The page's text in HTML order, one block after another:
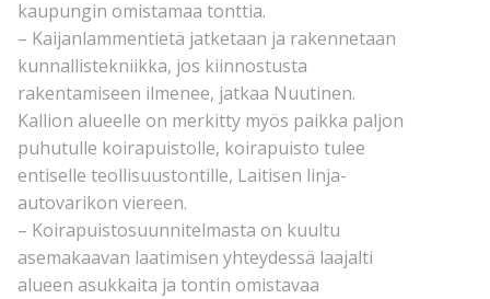
kaupungin omistamaa tonttia.
– Kaijanlammentietä jatketaan ja rakennetaan
kunnallistekniikka, jos kiinnostusta
rakentamiseen ilmenee, jatkaa Nuutinen.
Kallion alueelle on merkitty myös paikka paljon
puhutulle koirapuistolle, koirapuisto tulee
entiselle teollisuustontille, Laitisen linja-
autovarikon viereen.
– Koirapuistosuunnitelmasta on kuultu
asemakaavan laatimisen yhteydessä laajalti
alueen asukkaita ja tontin omistavaa